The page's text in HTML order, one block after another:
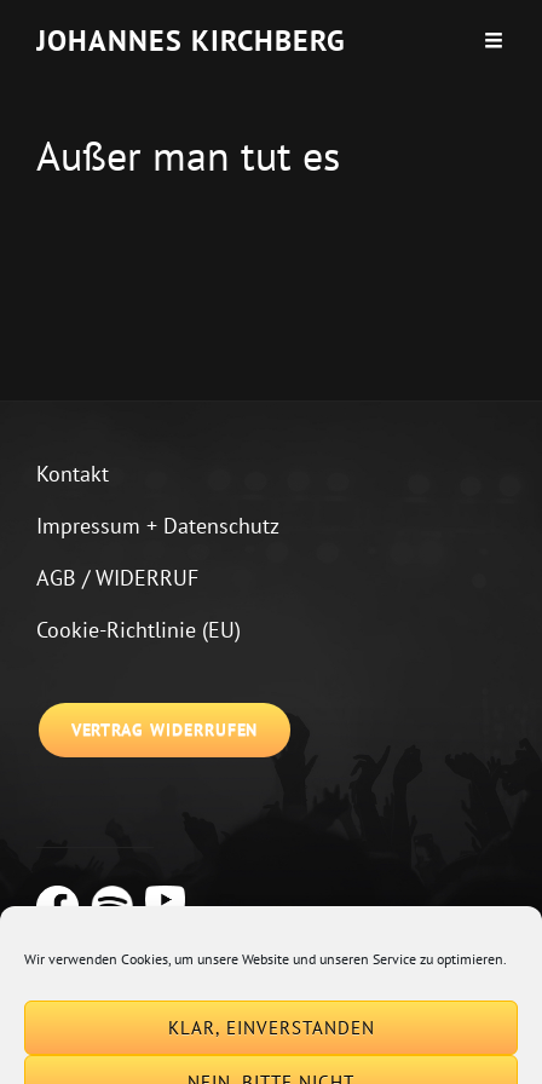
Wir verwenden Cookies, um unsere Website und unseren Service zu optimieren.
KLAR, EINVERSTANDEN
JOHANNES KIRCHBERG
Außer man tut es
Kontakt
Impressum + Datenschutz
AGB / WIDERRUF
Cookie-Richtlinie (EU)
VERTRAG WIDERRUFEN
Euphony By Catch Themes